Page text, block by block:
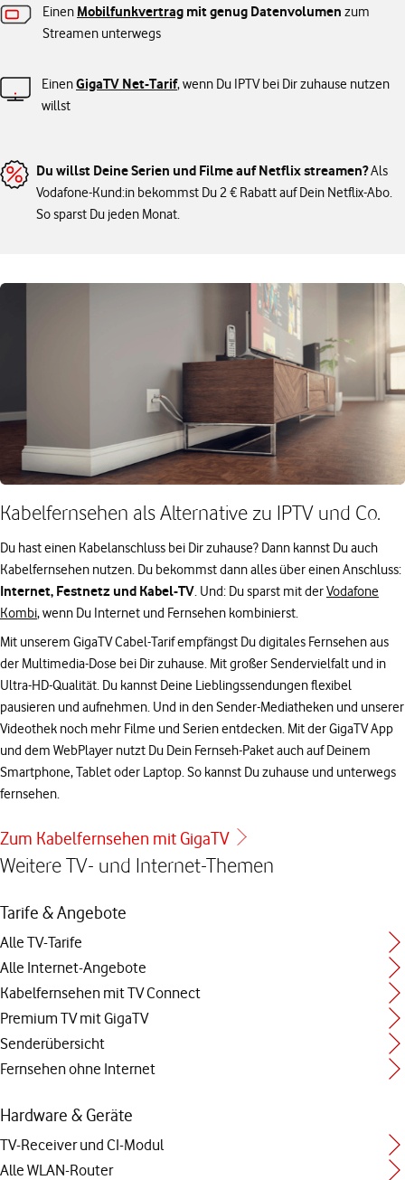
Einen Mobilfunkvertrag mit genug Datenvolumen zum
Streamen unterwegs
EinenGigaTV Net-Tarif, wenn Du IPTV bei Dir zuhause nutzen
willst
Du willst Deine Serien und Filme auf Netflix streamen?Als
Vodafone-Kund:in bekommst Du 2 € Rabatt auf Dein Netflix-Abo.
So sparst Du jeden Monat.
Kabelfernsehen als Alternative zu IPTV und Co.
Du hast einen Kabelanschluss bei Dir zuhause? Dann kannst Du auch
Kabelfernsehen nutzen. Du bekommst dann alles über einen Anschluss:
Internet, Festnetz und Kabel-TV. Und: Du sparst mit derVodafone
Kombi, wenn Du Internet und Fernsehen kombinierst.
Mit unserem GigaTV Cabel-Tarif empfängst Du digitales Fernsehen aus
der Multimedia-Dose bei Dir zuhause. Mit großer Sendervielfalt und in
Ultra-HD-Qualität. Du kannst Deine Lieblingssendungen flexibel
pausieren und aufnehmen. Und in den Sender-Mediatheken und unserer
Videothek noch mehr Filme und Serien entdecken. Mit der GigaTV App
und dem WebPlayer nutzt Du Dein Fernseh-Paket auch auf Deinem
Smartphone, Tablet oder Laptop. So kannst Du zuhause und unterwegs
fernsehen.
Zum Kabelfernsehen mit GigaTV
Weitere TV- und Internet-Themen
Tarife & Angebote
Alle TV-Tarife
Alle Internet-Angebote
Kabelfernsehen mit TV Connect
Premium TV mit GigaTV
Senderübersicht
Fernsehen ohne Internet
Hardware & Geräte
TV-Receiver und CI-Modul
Alle WLAN-Router